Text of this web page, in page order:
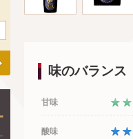
味のバランス
甘味
酸味